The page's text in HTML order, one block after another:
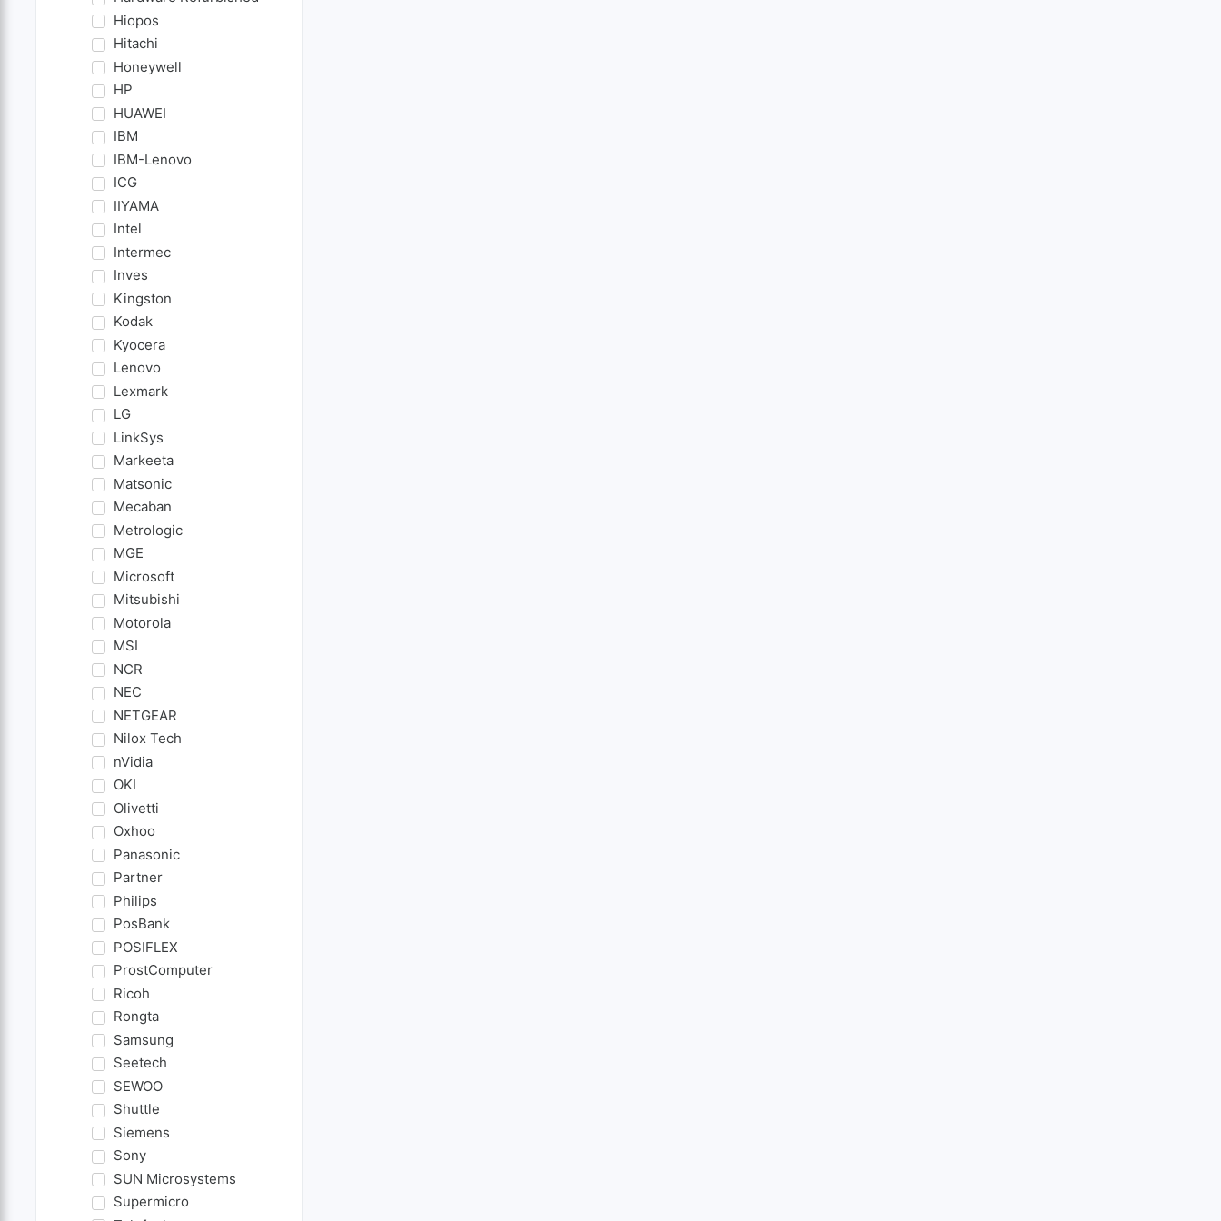
Hiopos
Hitachi
Honeywell
HP
HUAWEI
IBM
IBM-Lenovo
ICG
IIYAMA
Intel
Intermec
Inves
Kingston
Kodak
Kyocera
Lenovo
Lexmark
LG
LinkSys
Markeeta
Matsonic
Mecaban
Metrologic
MGE
Microsoft
Mitsubishi
Motorola
MSI
NCR
NEC
NETGEAR
Nilox Tech
nVidia
OKI
Olivetti
Oxhoo
Panasonic
Partner
Philips
PosBank
POSIFLEX
ProstComputer
Ricoh
Rongta
Samsung
Seetech
SEWOO
Shuttle
Siemens
Sony
SUN Microsystems
Supermicro